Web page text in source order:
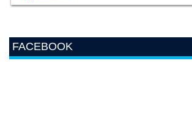
FACEBOOK